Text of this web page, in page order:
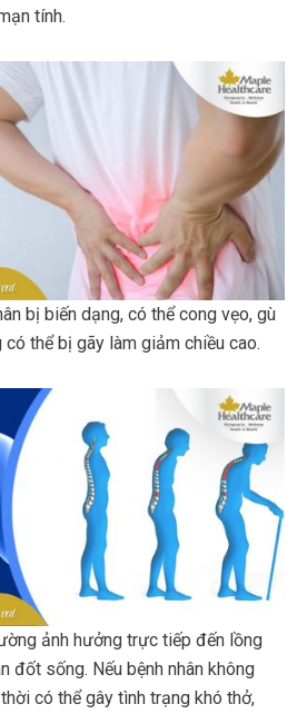
tính.
bị biến dạng, có thể cong vẹo, gù
thể bị gãy làm giảm chiều cao.
ảnh hưởng trực tiếp đến lồng
đốt sống. Nếu bệnh nhân không
có thể gây tình trạng khó thở,